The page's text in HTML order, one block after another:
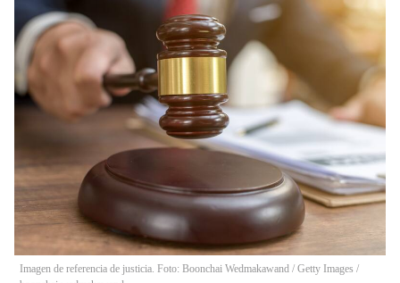
Imagen de referencia de justicia. Foto: Boonchai Wedmakawand / Getty Images /